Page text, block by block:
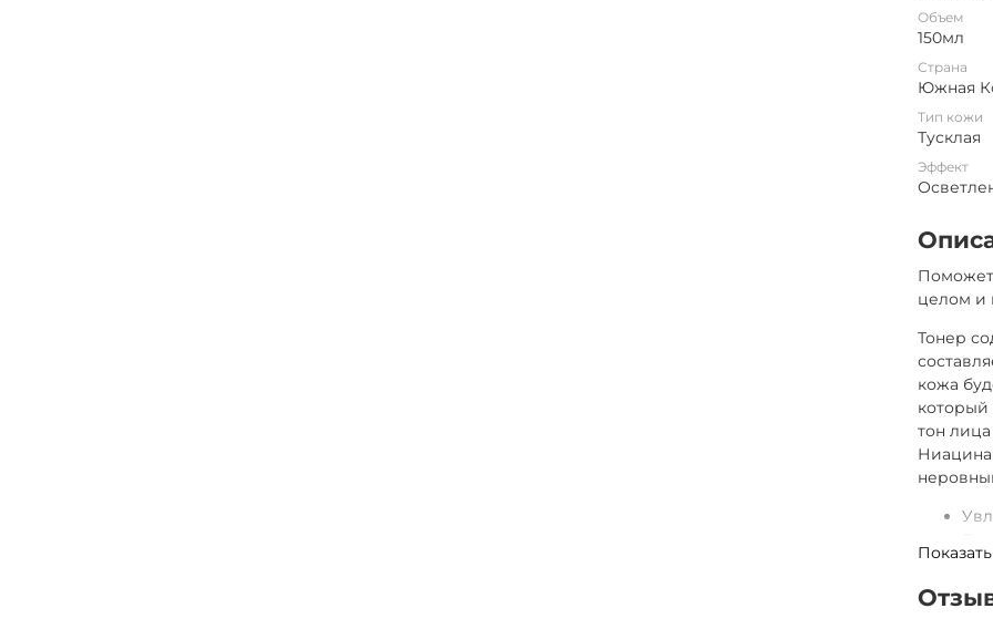
Объем
150мл
Страна
Южная
Тип кожи
Тусклая
Эффект
Поможет
целом и
Тонер
кожа
который
тон